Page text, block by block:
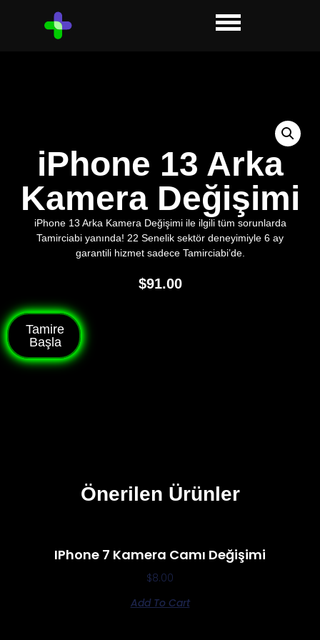
iPhone 13 Arka
Kamera Değişimi
iPhone 13 Arka Kamera Değişimi ile ilgili tüm sorunlarda
Tamirciabi yanında! 22 Senelik sektör deneyimiyle 6 ay
garantili hizmet sadece Tamirciabi’de.
$91.00
Tamire
Başla
Önerilen Ürünler
IPhone 7 Kamera Camı Değişimi
$8.00
Add To Cart